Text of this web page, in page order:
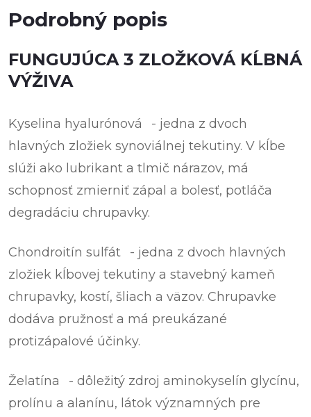
Podrobný popis
FUNGUJÚCA 3 ZLOŽKOVÁ KĹBNÁ
VÝŽIVA
Kyselina hyalurónová
- jedna z dvoch
hlavných zložiek synoviálnej tekutiny. V kĺbe
slúži ako lubrikant a tlmič nárazov, má
schopnosť zmierniť zápal a bolesť, potláča
degradáciu chrupavky.
Chondroitín sulfát
- jedna z dvoch hlavných
zložiek kĺbovej tekutiny a stavebný kameň
chrupavky, kostí, šliach a väzov. Chrupavke
dodáva pružnosť a má preukázané
protizápalové účinky.
Želatína
- dôležitý zdroj aminokyselín glycínu,
prolínu a alanínu, látok významných pre